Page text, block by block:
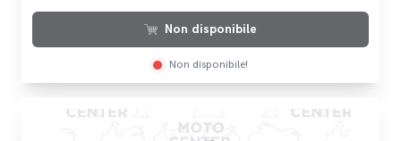
Non disponibile
Non disponibile!